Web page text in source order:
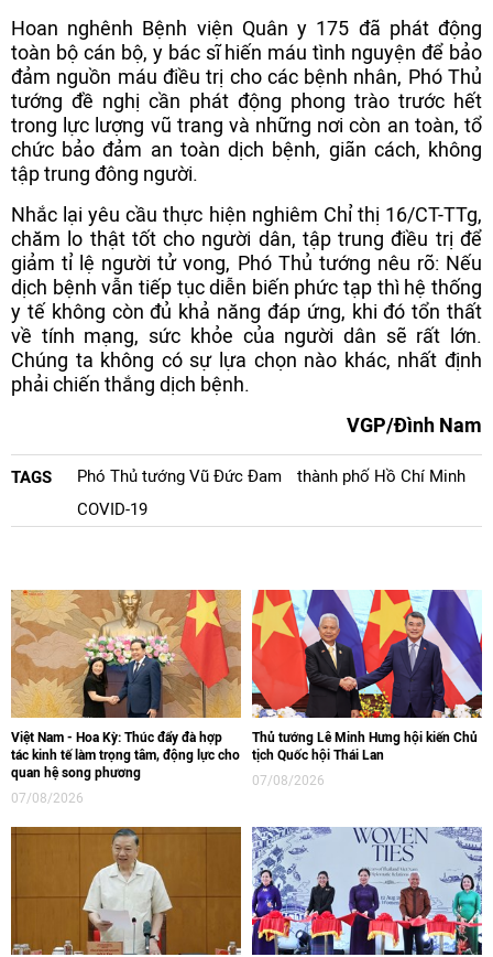
Hoan nghênh Bệnh viện Quân y 175 đã phát động
toàn bộ cán bộ, y bác sĩ hiến máu tình nguyện để bảo
đảm nguồn máu điều trị cho các bệnh nhân, Phó Thủ
tướng đề nghị cần phát động phong trào trước hết
trong lực lượng vũ trang và những nơi còn an toàn, tổ
chức bảo đảm an toàn dịch bệnh, giãn cách, không
tập trung đông người.
Nhắc lại yêu cầu thực hiện nghiêm Chỉ thị 16/CT-TTg,
chăm lo thật tốt cho người dân, tập trung điều trị để
giảm tỉ lệ người tử vong, Phó Thủ tướng nêu rõ: Nếu
dịch bệnh vẫn tiếp tục diễn biến phức tạp thì hệ thống
y tế không còn đủ khả năng đáp ứng, khi đó tổn thất
về tính mạng, sức khỏe của người dân sẽ rất lớn.
Chúng ta không có sự lựa chọn nào khác, nhất định
phải chiến thắng dịch bệnh.
VGP/Đình Nam
TAGS Phó Thủ tướng Vũ Đức Đam
thành phố Hồ Chí Minh
COVID-19
Việt Nam - Hoa Kỳ: Thúc đẩy đà hợp
tác kinh tế làm trọng tâm, động lực cho
quan hệ song phương
07/08/2026
Thủ tướng Lê Minh Hưng hội kiến Chủ
tịch Quốc hội Thái Lan
07/08/2026